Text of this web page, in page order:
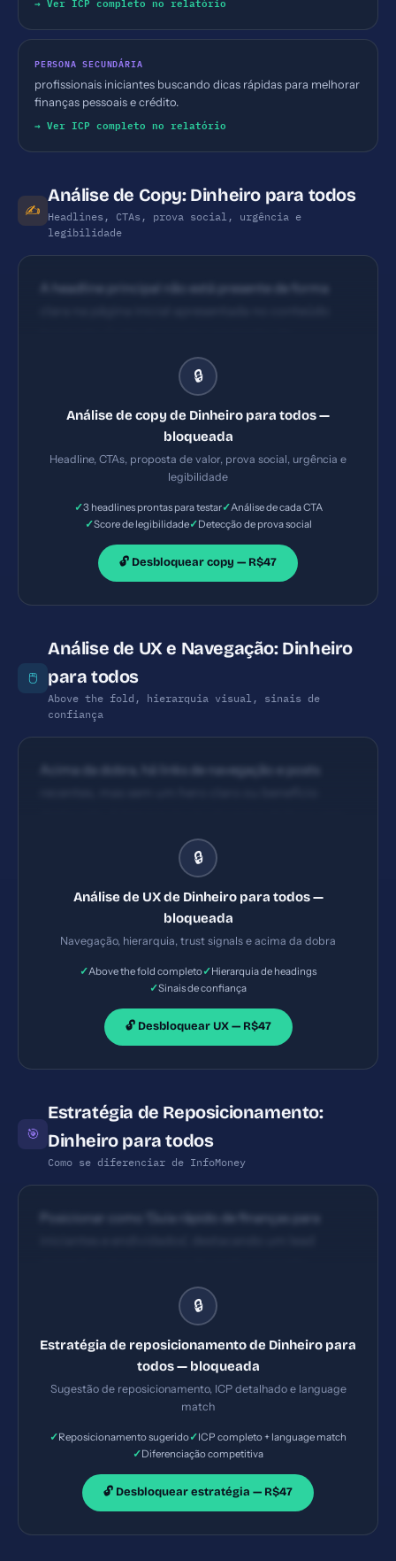
PERSONA SECUNDÁRIA
profissionais iniciantes buscando dicas rápidas para melhorar
finanças pessoais e crédito.
→ Ver ICP completo no relatório
✍️
Análise de Copy: Dinheiro para todos
Headlines, CTAs, prova social, urgência e
legibilidade
A headline principal não está presente de forma
conteúdos financeiros, mas não há uma headline
única que comunique claramente o benefício ao
evidentes na página inicial descrita; existem links de
navegação e chamadas para posts/menus, porém
não há um CTA principal com ação explícita (ex.:
🔒
Análise de copy de Dinheiro para todos —
bloqueada
Headline, CTAs, proposta de valor, prova social, urgência e
legibilidade
✓3 headlines prontas para testar✓Análise de cada CTA
✓Score de legibilidade✓Detecção de prova social
🔓 Desbloquear copy — R$47
🖱️
Análise de UX e Navegação: Dinheiro
para todos
Above the fold, hierarquia visual, sinais de
confiança
Acima da dobra, há links de navegação e posts
headline clara, sem CTA principal evidente;
navegação repetitiva nos itens do menu conforme o
🔒
Análise de UX de Dinheiro para todos —
bloqueada
Navegação, hierarquia, trust signals e acima da dobra
✓Above the fold completo✓Hierarquia de headings
✓Sinais de confiança
🔓 Desbloquear UX — R$47
🎯
Estratégia de Reposicionamento:
Dinheiro para todos
Como se diferenciar de InfoMoney
Posicionar como 'Guia rápido de finanças para
mensal, com CTAs fortes para leitura de guias
curtos e ferramentas simples.
🔒
Estratégia de reposicionamento de Dinheiro para
todos — bloqueada
Sugestão de reposicionamento, ICP detalhado e language
match
✓Reposicionamento sugerido✓ICP completo + language match
✓Diferenciação competitiva
🔓 Desbloquear estratégia — R$47